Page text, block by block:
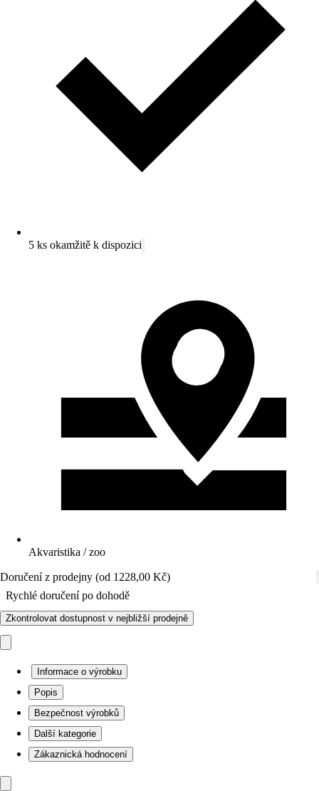
5 ks okamžitě k dispozici
Akvaristika / zoo
Doručení z prodejny (od 1228,00 Kč)
Rychlé doručení po dohodě
Zkontrolovat dostupnost v nejbližší prodejně
Informace o výrobku
Popis
Bezpečnost výrobků
Další kategorie
Zákaznická hodnocení